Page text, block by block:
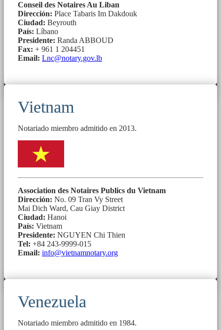
Conseil des Notaires Au Liban
Dirección: Place Tabaris Im Dakdouk
Ciudad: Beyrouth
País: Líbano
Presidente: Randa ABBOUD
Fax: + 961 1 204451
Email: Lnc@notary.gov.lb
Vietnam
Notariado miembro admitido en 2013.
Association des Notaires Publics du Vietnam
Dirección: No. 09 Tran Vy Street
Mai Dich Ward, Cau Giay District
Ciudad: Hanoi
País: Vietnam
Presidente: NGUYEN Chi Thien
Tel: +84 243-9999-015
Email: info@vietnamnotary.org
Venezuela
Notariado miembro admitido en 1984.